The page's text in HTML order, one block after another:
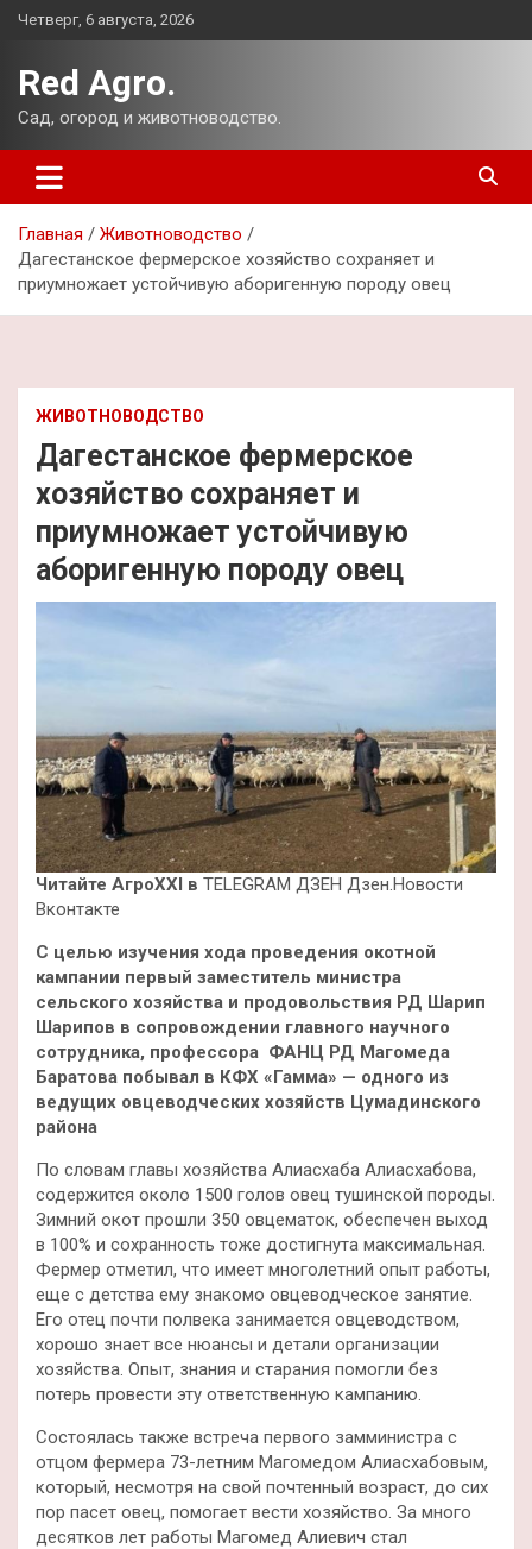
Перейти
Четверг, 6 августа, 2026
Red Agro.
Сад, огород и животноводство.
Главная
Животноводство
Дагестанское фермерское хозяйство сохраняет и
приумножает устойчивую аборигенную породу овец
ЖИВОТНОВОДСТВО
Дагестанское фермерское
хозяйство сохраняет и
приумножает устойчивую
аборигенную породу овец
Читайте АгроXXI в TELEGRAM ДЗЕН Дзен.Новости
Вконтакте
С целью изучения хода проведения окотной
кампании первый заместитель министра
сельского хозяйства и продовольствия РД Шарип
Шарипов в сопровождении главного научного
сотрудника, профессора ФАНЦ РД Магомеда
Баратова побывал в КФХ «Гамма» — одного из
ведущих овцеводческих хозяйств Цумадинского
района
По словам главы хозяйства Алиасхаба Алиасхабова,
содержится около 1500 голов овец тушинской породы.
Зимний окот прошли 350 овцематок, обеспечен выход
в 100% и сохранность тоже достигнута максимальная.
Фермер отметил, что имеет многолетний опыт работы,
еще с детства ему знакомо овцеводческое занятие.
Его отец почти полвека занимается овцеводством,
хорошо знает все нюансы и детали организации
хозяйства. Опыт, знания и старания помогли без
потерь провести эту ответственную кампанию.
Состоялась также встреча первого замминистра с
отцом фермера 73-летним Магомедом Алиасхабовым,
который, несмотря на свой почтенный возраст, до сих
пор пасет овец, помогает вести хозяйство. За много
десятков лет работы Магомед Алиевич стал